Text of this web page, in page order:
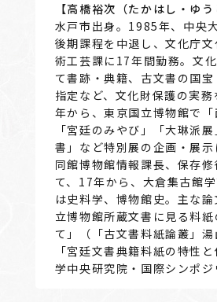
【高橋裕次（たかはし・ゆう
水戸市出身。1985年、中央
後期課程を中退し、文化庁
術工芸課に17年間勤務。文
て書跡・典籍、古文書の国
指定など、文化財保護の実
年から、東京国立博物館で「
「宮廷のみやび」「大琳派
書」など特別展の企画・展示
同館博物館情報課長、保存
て、17年から、大倉集古館
は史料学、博物館史。主な
立博物館所蔵文書に見る料
て」（「古文書料紙論叢」湯
「宮廷文書典籍料紙の特性
学中央研究院・国際シンポジ